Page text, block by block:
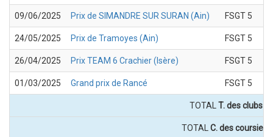
09/06/2025 Prix de SIMANDRE SUR SURAN (Ain) FSGT 5
24/05/2025 Prix de Tramoyes (Ain) FSGT 5
26/04/2025 Prix TEAM 6 Crachier (Isère) FSGT 5
01/03/2025 Grand prix de Rancé FSGT 5
TOTAL T. des clubs :
TOTAL C. des